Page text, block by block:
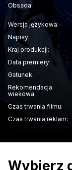
Obsada:
Wersja językowa:
Napisy:
Kraj produkcji:
Data premiery:
Gatunek:
Rekomendacja
wiekowa:
Czas trwania filmu:
Czas trwania reklam:
Wybierz